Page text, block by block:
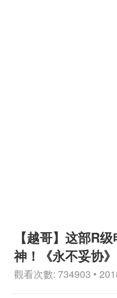
【越哥】这部R
神！《永不妥协》
觀看次數: 734903 •